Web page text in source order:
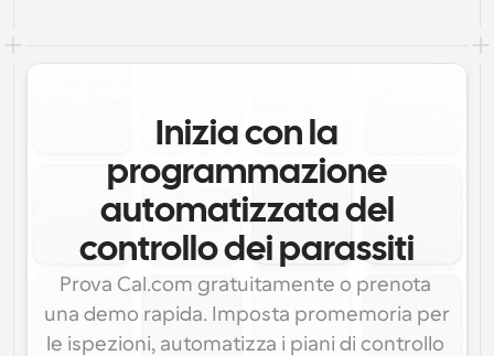
Inizia con la
programmazione
automatizzata del
controllo dei parassiti
Prova Cal.com gratuitamente o prenota
una demo rapida. Imposta promemoria per
le ispezioni, automatizza i piani di controllo